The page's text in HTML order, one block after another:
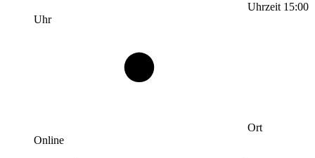
Uhrzeit 15:00
Uhr
Ort
Online